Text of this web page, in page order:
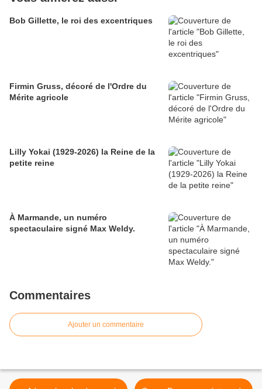
Bob Gillette, le roi des excentriques
Firmin Gruss, décoré de l'Ordre du
Mérite agricole
Lilly Yokai (1929-2026) la Reine de la
petite reine
À Marmande, un numéro
spectaculaire signé Max Weldy.
Commentaires
Ajouter un commentaire